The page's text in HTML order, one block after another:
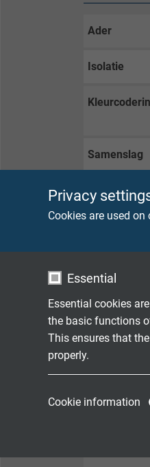
Privacy
Cookies are used
Essential
Essential cookies
the basic functions
This ensures that
properly.
Cookie information
Ader
Isolatie
Samenslag
Nominale